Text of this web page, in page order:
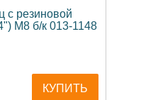
с резиновой
М8 б/к 013-1148
КУПИТЬ